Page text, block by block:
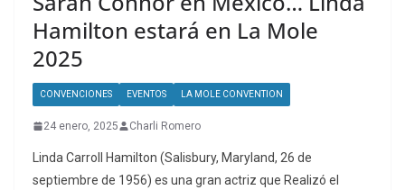
Hamilton estará en La Mole
2025
CONVENCIONES EVENTOS LA MOLE CONVENTION
24 enero, 2025 Charli Romero
Linda Carroll Hamilton (Salisbury, Maryland, 26 de
septiembre de 1956) es una gran actriz que Realizó el